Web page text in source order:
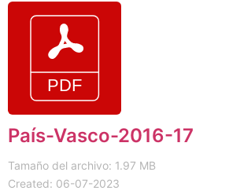
País-Vasco-2016-17
Tamaño del archivo: 1.97 MB
Created: 06-07-2023